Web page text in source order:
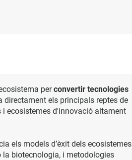
perconvertir tecnologies
directament els principals reptes de
i ecosistemes d'innovació altament
els models d’èxit dels ecosistemes
la biotecnologia, i metodologies